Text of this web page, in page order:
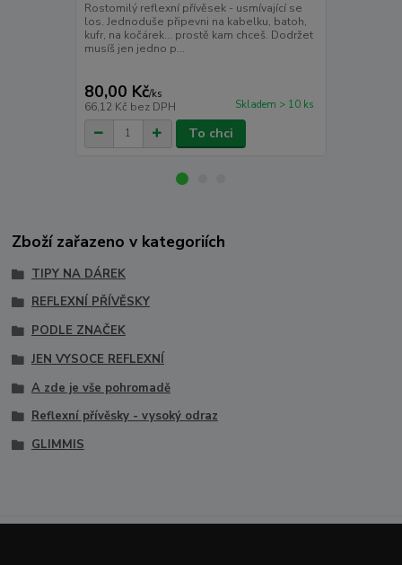
Rostomilý reflexní přívěsek - usmívající se
los. Jednoduše připevni na kabelku, batoh,
kufr, na kočárek... prostě kam chceš. Dodržet
musíš jen jedno p...
80,00 Kč/ks
66,12 Kč bez DPH Skladem > 10 ks
To chci
Zboží zařazeno v kategoriích
TIPY NA DÁREK
REFLEXNÍ PŘÍVĚSKY
PODLE ZNAČEK
JEN VYSOCE REFLEXNÍ
A zde je vše pohromadě
Reflexní přívěsky - vysoký odraz
GLIMMIS